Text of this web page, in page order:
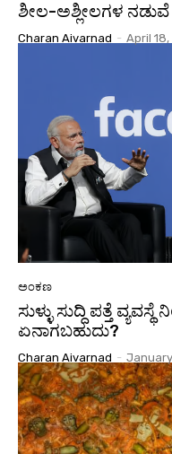
ಶೀಲ-ಅಶ್ಲೀಲಗಳ
Charan Aivarnad - April
ಅಂಕಣ
ಸುಳ್ಳು ಸುದ್ದಿ ಪತ್ತೆ
ಏನಾಗಬಹುದು?
Charan Aivarnad - January